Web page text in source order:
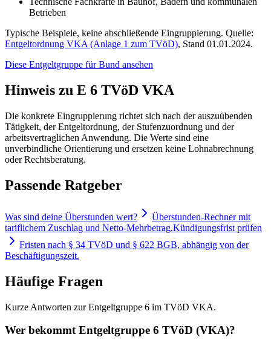
Betrieben
Typische Beispiele, keine abschließende Eingruppierung. Quelle:
Entgeltordnung VKA (Anlage 1 zum TVöD), Stand 01.01.2024.
Diese Entgeltgruppe fürBund ansehen
Hinweis zu E 6 TVöD VKA
Die konkrete Eingruppierung richtet sich nach der auszuübenden
Tätigkeit, der Entgeltordnung, der Stufenzuordnung und der
arbeitsvertraglichen Anwendung. Die Werte sind eine
unverbindliche Orientierung und ersetzen keine Lohnabrechnung
oder Rechtsberatung.
Passende Ratgeber
Was sind deine Überstunden wert?
Überstunden-Rechner mit
tariflichem Zuschlag und Netto-Mehrbetrag.Kündigungsfrist prüfen
Fristen nach § 34 TVöD und § 622 BGB, abhängig von der
Beschäftigungszeit.
Häufige Fragen
Kurze Antworten zur Entgeltgruppe 6 im TVöD VKA.
Wer bekommt Entgeltgruppe 6 TVöD (VKA)?